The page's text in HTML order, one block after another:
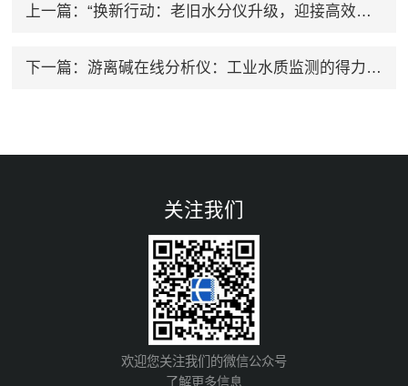
上一篇： “换新行动：老旧水分仪升级，迎接高效检测时代“
下一篇： 游离碱在线分析仪：工业水质监测的得力助手
关注我们
欢迎您关注我们的微信公众号
了解更多信息